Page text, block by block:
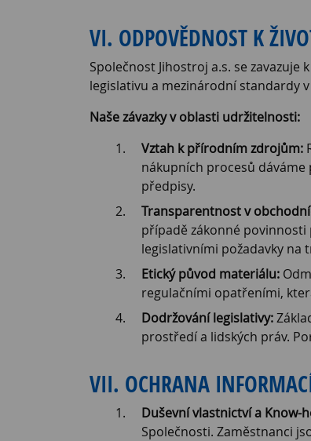
VI. ODPOVĚDNOST K
Společnost Jihostroj a.s. se
legislativu a mezinárodní standardy
Naše závazky v oblasti udržitelnosti:
Vztah k přírodním zdrojům:
nákupních procesů
předpisy.
Transparentnost v
případě zákonné
legislativními požadavky na
Etický původ materiálu:
regulačními opatřeními,
Dodržování legislativy:
prostředí a lidských práv.
VII. OCHRANA
Duševní vlastnictví a Know-
Společnosti. Zaměstnanci